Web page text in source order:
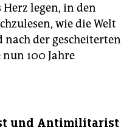
legen, in den
wie die Welt
der gescheiterten
100 Jahre
und Antimilitarist